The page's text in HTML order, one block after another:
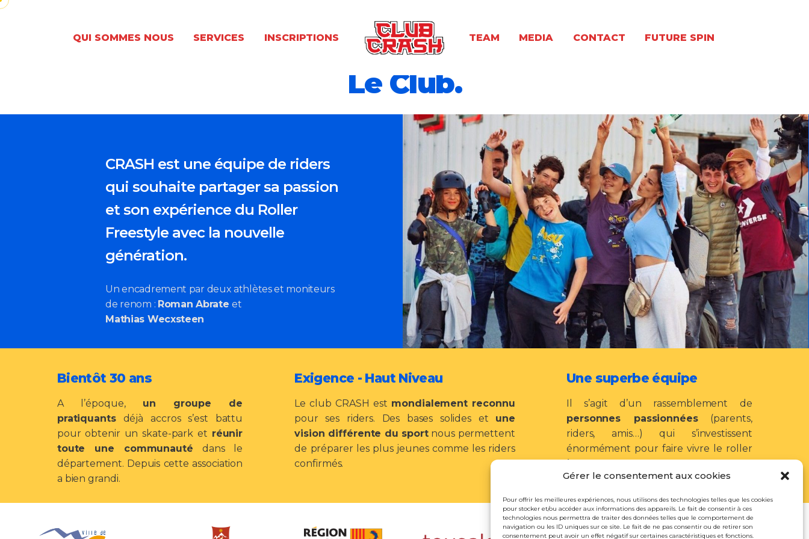
Gérer le consentement aux cookies
Pour offrir les meilleures expériences, nous utilisons des technologies telles que les cookies
pour stocker et/ou accéder aux informations des appareils. Le fait de consentir à ces
technologies nous permettra de traiter des données telles que le comportement de
navigation ou les ID uniques sur ce site. Le fait de ne pas consentir ou de retirer son
consentement peut avoir un effet négatif sur certaines caractéristiques et fonctions.
QUI SOMMES NOUS SERVICES INSCRIPTIONS TEAM MEDIA CONTACT FUTURE SPIN
Le Club.
CRASH est une équipe de riders
qui souhaite partager sa passion
et son expérience du Roller
Freestyle avec la nouvelle
génération.
Un encadrement par deux athlètes et moniteurs
de renom : Roman Abrateet
Mathias Wecxsteen
Bientôt 30 ans
A l’époque, un groupe de
pratiquantsdéjà accros s’est battu
pour obtenir un skate-park et réunir
toute une communauté dans le
département. Depuis cette association
a bien grandi.
Exigence - Haut Niveau
Le club CRASH est mondialement reconnu
pour ses riders. Des bases solides et une
vision différente du sportnous permettent
de préparer les plus jeunes comme les riders
confirmés.
Une superbe équipe
Il s’agit d’un rassemblement de
personnes passionnées(parents,
riders, amis…) qui s’investissent
énormément pour faire vivre le roller
àGap et dans les Hautes-Alpes.